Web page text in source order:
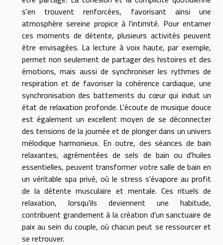
s'en trouvent renforcées, favorisant ainsi une
atmosphère sereine propice à l'intimité. Pour entamer
ces moments de détente, plusieurs activités peuvent
être envisagées. La lecture à voix haute, par exemple,
permet non seulement de partager des histoires et des
émotions, mais aussi de synchroniser les rythmes de
respiration et de favoriser la cohérence cardiaque, une
synchronisation des battements du cœur qui induit un
état de relaxation profonde. L'écoute de musique douce
est également un excellent moyen de se déconnecter
des tensions de la journée et de plonger dans un univers
mélodique harmonieux. En outre, des séances de bain
relaxantes, agrémentées de sels de bain ou d'huiles
essentielles, peuvent transformer votre salle de bain en
un véritable spa privé, où le stress s'évapore au profit
de la détente musculaire et mentale. Ces rituels de
relaxation, lorsqu'ils deviennent une habitude,
contribuent grandement à la création d'un sanctuaire de
paix au sein du couple, où chacun peut se ressourcer et
se retrouver.